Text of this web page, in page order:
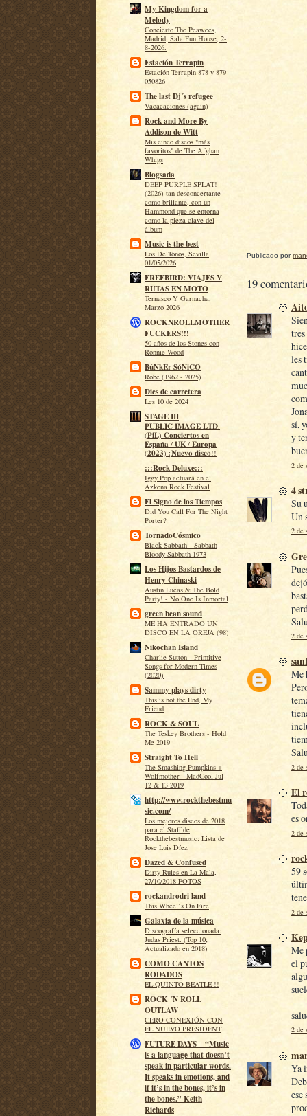
My Kingdom for a
Melody
Concierto The Peawees,
Madrid, Sala Fun House, 2-
8-2026.
Estación Terrapin
Estación Terrapin 878 y 879
050826
The last Dj´s refugee
Vacacaciones (again)
Rock and More By
Addison de Witt
Mis cinco discos "más
favoritos" de The Afghan
Whigs
Blogsada
DEEP PURPLE SPLAT!
(2026) tan desconcertante
como brillante, con un
Hammond que se entorna
como la pieza clave del
álbum
Music is the best
Los DelTonos, Sevilla
01/05/2026
FREEBIRD: VIAJES Y
RUTAS EN MOTO
Ternasco Y Garnacha,
Marzo 2026
ROCKNROLLMOTHER
FUCKERS!!!
50 años de los Stones con
Ronnie Wood
BúNkEr SóNiCO
Robe (1962 - 2025)
Dies de carretera
Les 10 de 2024
STAGE III
𝐏𝐔𝐁𝐋𝐈𝐂 𝐈𝐌𝐀𝐆𝐄 𝐋𝐓𝐃.
(𝐏𝐢𝐋) 𝐂𝐨𝐧𝐜𝐢𝐞𝐫𝐭𝐨𝐬 𝐞𝐧
𝐄𝐬𝐩𝐚𝐧̃𝐚 / 𝐔𝐊 / 𝐄𝐮𝐫𝐨𝐩𝐚
(𝟐𝟎𝟐𝟑) ¡𝐍𝐮𝐞𝐯𝐨 𝐝𝐢𝐬𝐜𝐨!!
:::Rock Deluxe:::
Iggy Pop actuará en el
Azkena Rock Festival
El Signo de los Tiempos
Did You Call For The Night
Porter?
TornadoCósmico
Black Sabbath - Sabbath
Bloody Sabbath 1973
Los Hijos Bastardos de
Henry Chinaski
Austin Lucas & The Bold
Party! - No One Is Inmortal
green bean sound
ME HA ENTRADO UN
DISCO EN LA OREJA (98)
Nikochan Island
Charlie Sutton - Primitive
Songs for Modern Times
(2020)
Sammy plays dirty
This is not the End, My
Friend
ROCK & SOUL
The Teskey Brothers - Hold
Me 2019
Straight To Hell
The Smashing Pumpkins +
Wolfmother - MadCool Jul
12 & 13 2019
http://www.rockthebestmu
sic.com/
Los mejores discos de 2018
para el Staff de
Rockthebestmusic: Lista de
Jose Luis Díez
Dazed & Confused
Dirty Rules en La Mala,
27/10/2018 FOTOS
rockandrodri land
This Wheel´s On Fire
Galaxia de la música
Discografía seleccionada:
Judas Priest. (Top 10;
Actualizado en 2018)
COMO CANTOS
RODADOS
EL QUINTO BEATLE !!
ROCK ´N ROLL
OUTLAW
CERO CONEXIÓN CON
EL NUEVO PRESIDENT
FUTURE DAYS – “Music
is a language that doesn’t
speak in particular words.
It speaks in emotions, and
if it’s in the bones, it’s in
the bones.” Keith
Richards
Publicado por
19
les
sí,
y
2 de
4
Su
Un
2 de
2 de
Me
2 de
El
es
2 de
59
2 de
Me
el
2 de
Ya
ese